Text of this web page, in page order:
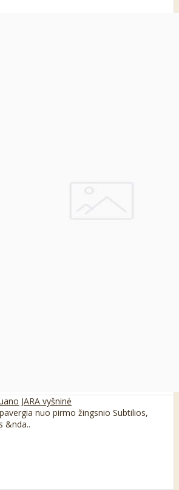
JARA vyšninė
nuo pirmo žingsnio Subtilios,
&nda..